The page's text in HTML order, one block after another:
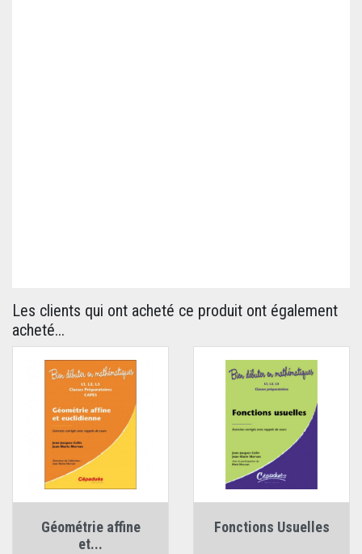
Les clients qui ont acheté ce produit ont également
acheté...
Géométrie affine
et...
Fonctions Usuelles